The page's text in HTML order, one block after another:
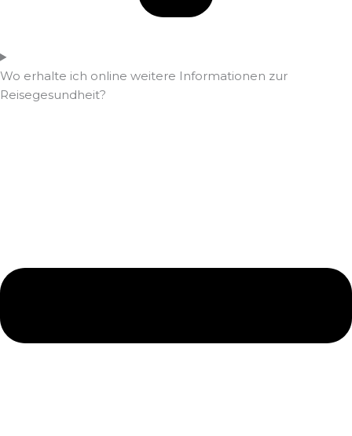
Wo erhalte ich online weitere Informationen zur
Reisegesundheit?